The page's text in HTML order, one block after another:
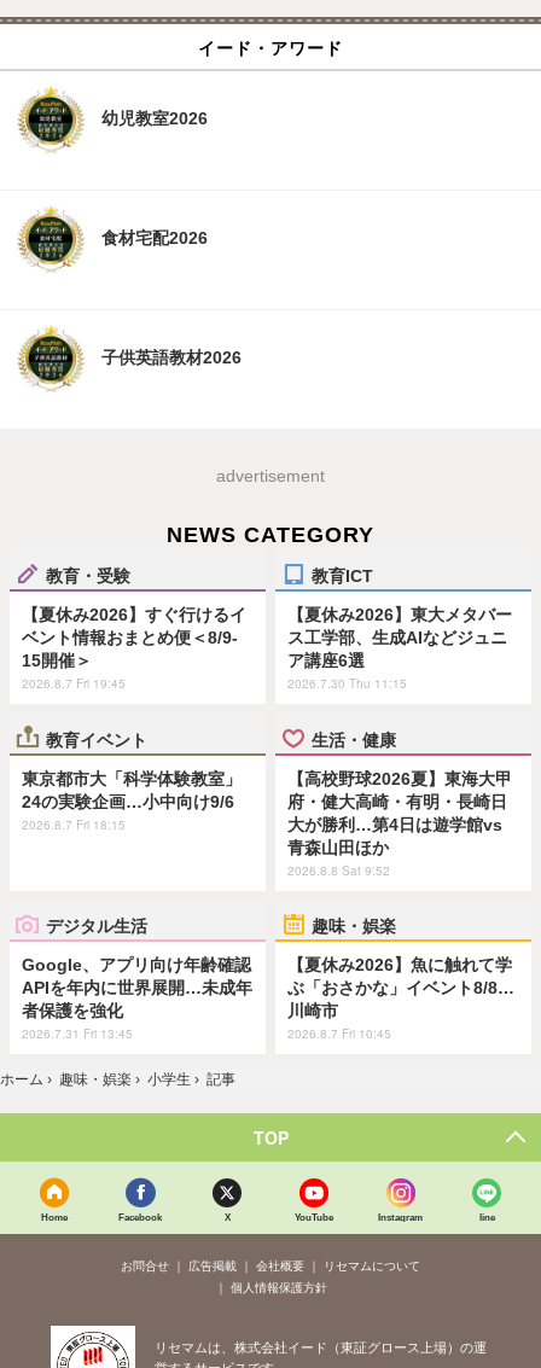
イード・アワード
幼児教室2026
食材宅配2026
子供英語教材2026
advertisement
NEWS CATEGORY
教育・受験
【夏休み2026】すぐ行けるイ
ベント情報おまとめ便＜8/9-
15開催＞
2026.8.7 Fri 19:45
教育ICT
【夏休み2026】東大メタバー
ス工学部、生成AIなどジュニ
ア講座6選
2026.7.30 Thu 11:15
教育イベント
東京都市大「科学体験教室」
24の実験企画…小中向け9/6
2026.8.7 Fri 18:15
生活・健康
【高校野球2026夏】東海大甲
府・健大高崎・有明・長崎日
大が勝利…第4日は遊学館vs
青森山田ほか
2026.8.8 Sat 9:52
デジタル生活
Google、アプリ向け年齢確認
APIを年内に世界展開…未成年
者保護を強化
2026.7.31 Fri 13:45
趣味・娯楽
【夏休み2026】魚に触れて学
ぶ「おさかな」イベント8/8…
川崎市
2026.8.7 Fri 10:45
ホーム › 趣味・娯楽 › 小学生 › 記事
TOP
Home Facebook X YouTube Instagram line
お問合せ 広告掲載 会社概要
リセマムについて
個人情報保護方針
リセマムは、株式会社イード（東証グロース上場）の運